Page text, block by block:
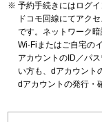
予約手続きにはログイ
ドコモ回線にてアク
です。ネットワーク
Wi-Fiまたはご自宅の
アカウントのID／パ
い方も、dアカウント
dアカウントの発行・